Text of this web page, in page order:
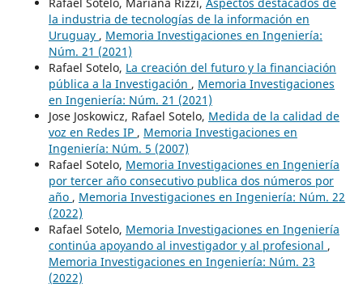
la industria de tecnologías de la información en
Uruguay , Memoria Investigaciones en Ingeniería:
Núm. 21 (2021)
Rafael Sotelo, La creación del futuro y la financiación
pública a la Investigación , Memoria Investigaciones
en Ingeniería: Núm. 21 (2021)
Jose Joskowicz, Rafael Sotelo, Medida de la calidad de
voz en Redes IP , Memoria Investigaciones en
Ingeniería: Núm. 5 (2007)
Rafael Sotelo, Memoria Investigaciones en Ingeniería
por tercer año consecutivo publica dos números por
año , Memoria Investigaciones en Ingeniería: Núm. 22
(2022)
Rafael Sotelo, Memoria Investigaciones en Ingeniería
continúa apoyando al investigador y al profesional ,
Memoria Investigaciones en Ingeniería: Núm. 23
(2022)